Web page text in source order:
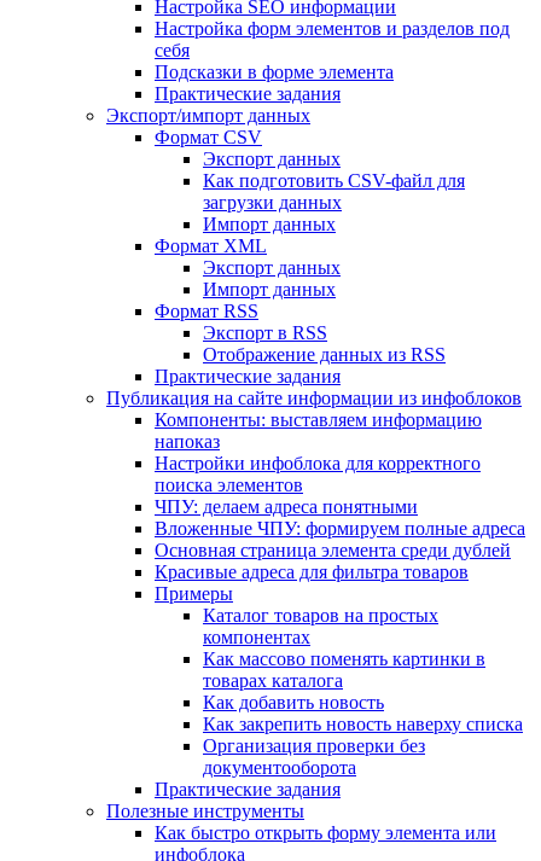
Настройка SEO информации
Настройка форм элементов и разделов под
себя
Подсказки в форме элемента
Практические задания
Экспорт/импорт данных
Формат CSV
Экспорт данных
Как подготовить CSV-файл для
загрузки данных
Импорт данных
Формат XML
Экспорт данных
Импорт данных
Формат RSS
Экспорт в RSS
Отображение данных из RSS
Практические задания
Публикация на сайте информации из инфоблоков
Компоненты: выставляем информацию
напоказ
Настройки инфоблока для корректного
поиска элементов
ЧПУ: делаем адреса понятными
Вложенные ЧПУ: формируем полные адреса
Основная страница элемента среди дублей
Красивые адреса для фильтра товаров
Примеры
Каталог товаров на простых
компонентах
Как массово поменять картинки в
товарах каталога
Как добавить новость
Как закрепить новость наверху списка
Организация проверки без
документооборота
Практические задания
Полезные инструменты
Как быстро открыть форму элемента или
инфоблока